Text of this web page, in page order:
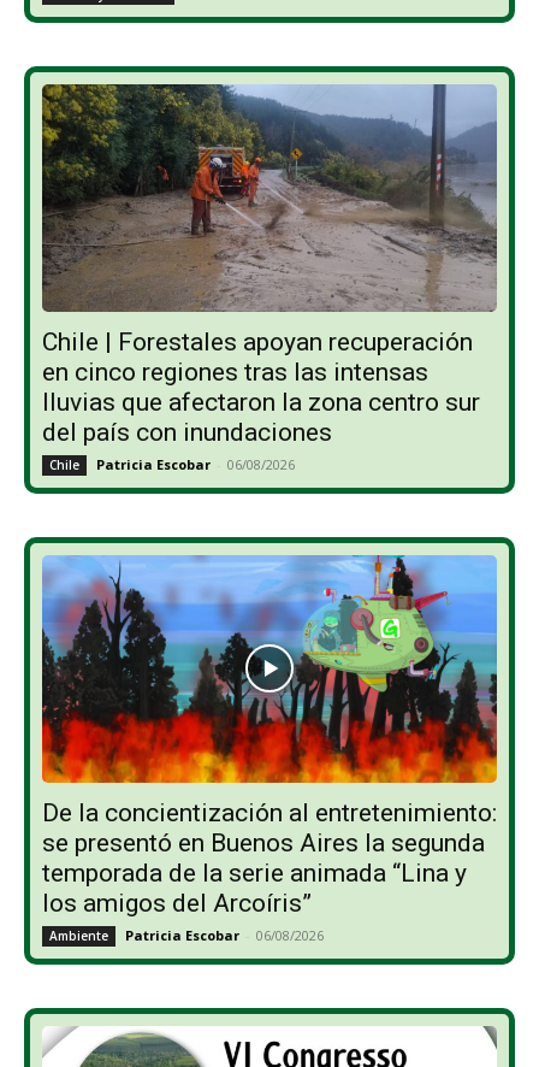
Chile | Forestales apoyan recuperación
en cinco regiones tras las intensas
lluvias que afectaron la zona centro sur
del país con inundaciones
Chile Patricia Escobar - 06/08/2026
De la concientización al entretenimiento:
se presentó en Buenos Aires la segunda
temporada de la serie animada “Lina y
los amigos del Arcoíris”
Ambiente Patricia Escobar - 06/08/2026